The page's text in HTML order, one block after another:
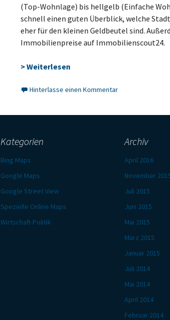
(Top-Wohnlage) bis hellgelb (Einfache
schnell einen guten Überblick, welche
eher für den kleinen Geldbeutel sind.
Immobilienpreise auf Immobilienscout24.
> Weiterlesen
Hinterlasse einen Kommentar
Kategorien
Bing Maps
Google Maps
Google Street View
Spezielle Online Maps
Wirtschaft-Politik
Archiv
April 2016
November
Juli 2015
Juni 2015
Mai 2015
März 2015
Januar 2015
Juli 2014
Mai 2014
April 2014
Februar 2014